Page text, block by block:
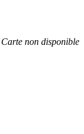
Carte non disponible